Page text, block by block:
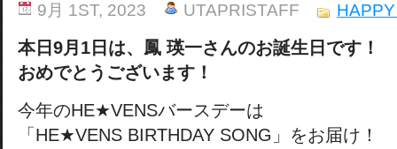
9月 1ST, 2023 UTAPRISTAFF
本日9月1日は、鳳 瑛一さんのお誕生日です！
おめでとうございます！
今年のHE★VENSバースデーは
「HE★VENS BIRTHDAY SONG」をお届け！